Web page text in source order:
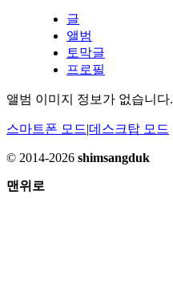
글
앨범
토막글
프로필
앨범 이미지 정보가 없습니다.
스마트폰 모드|데스크탑 모드
© 2014-2026 shimsangduk
맨위로